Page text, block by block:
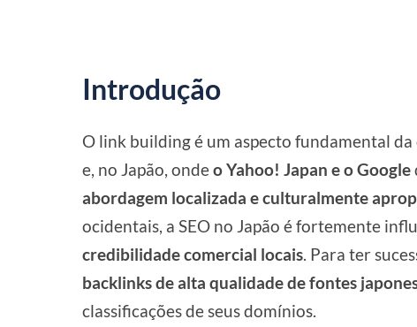
Introdução
O link building é um aspecto fundamental
e, no Japão, ondeo Yahoo! Japan e o Google
abordagem localizada e culturalmente
ocidentais, a SEO no Japão é fortemente
credibilidade comercial locais. Para ter
backlinks de alta qualidade de fontes
classificações de seus domínios.